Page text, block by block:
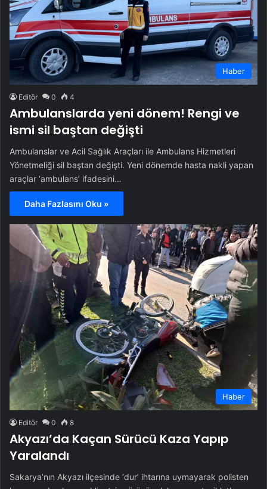
Haber
Editör 0 4
Ambulanslarda yeni dönem! Rengi ve
ismi sil baştan değişti
Ambulanslar ve Acil Sağlık Araçları ile Ambulans Hizmetleri
Yönetmeliği sil baştan değişti. Yeni dönemde hasta nakli yapan
araçlar ‘ambulans’ ifadesini…
Daha Fazlasını Oku »
Haber
Editör 0 8
Akyazı’da Kaçan Sürücü Kaza Yapıp
Yaralandı
Sakarya’nın Akyazı ilçesinde ‘dur’ ihtarına uymayarak polisten